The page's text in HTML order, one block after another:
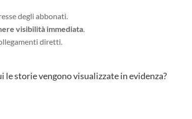
degli abbonati.
visibilità immediata
diretti.
le storie vengono visualizzate in evidenza?